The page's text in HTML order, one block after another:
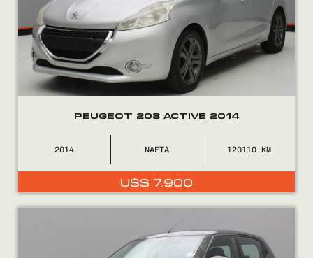
PEUGEOT 208 ACTIVE 2014
2014 NAFTA 120110
U$S 7.900